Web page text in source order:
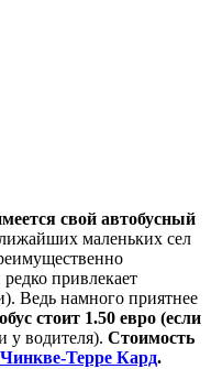
свой автобусный
маленьких сел
привлекает
Ведь намного приятнее
стоит 1.50 евро (если
у водителя). Стоимость
Чинкве-Терре Кард.